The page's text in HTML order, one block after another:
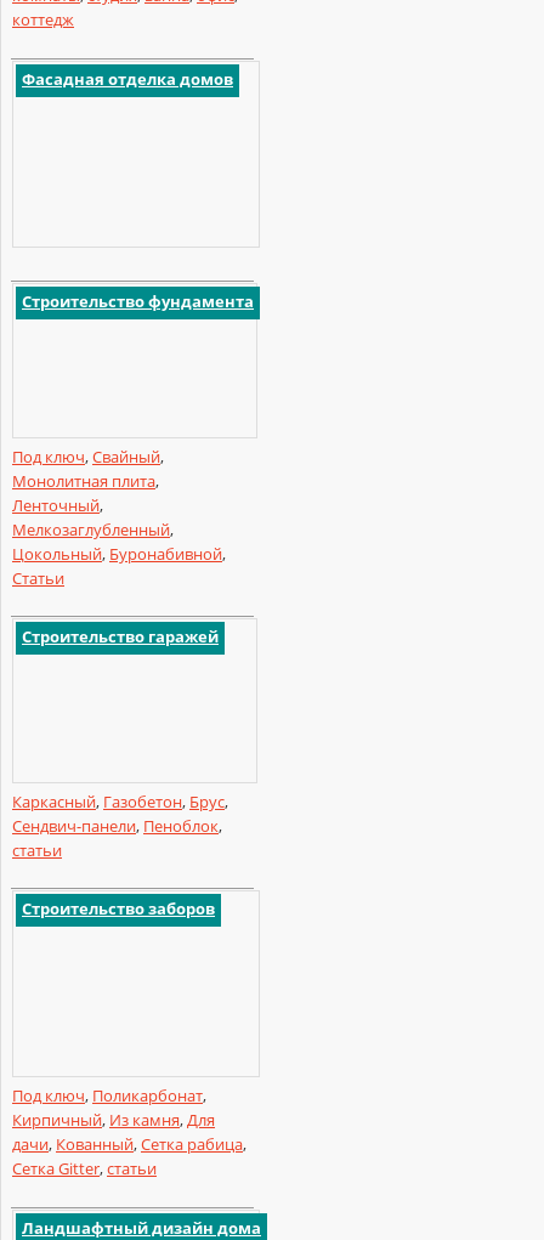
коттедж
Фасадная отделка домов
Строительство фундамента
Под ключ,Свайный,
Монолитная плита,
Ленточный,
Мелкозаглубленный,
Цокольный, Буронабивной,
Статьи
Строительство гаражей
Каркасный, Газобетон, Брус,
Сендвич-панели, Пеноблок,
статьи
Строительство заборов
Под ключ, Поликарбонат,
Кирпичный, Из камня,Для
дачи, Кованный,Сетка рабица,
Сетка Gitter,статьи
Ландшафтный дизайн дома